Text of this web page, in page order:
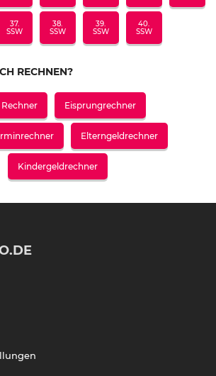
37.
SSW
38.
SSW
39.
SSW
40.
SSW
RECHNEN?
Rechner Eisprungrechner
Elterngeldrechner
Kindergeldrechner